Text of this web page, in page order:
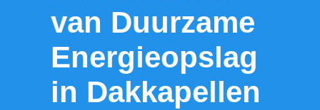
van Duurzame
Energieopslag
in Dakkapellen